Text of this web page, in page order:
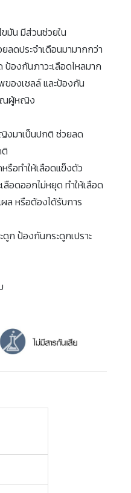
ขมัน มีส่วนช่วยใน
ลดประจำเดือนมามากกว่า
องกันภาวะเลือดไหลมาก
องเซลล์ และป้องกัน
คุณผู้หญิง
งมาเป็นปกติ ช่วยลด
รือทำให้เลือดแข็งตัว
อดออกไม่หยุด ทำให้เลือด
ล หรือต้องได้รับการ
ก ป้องกันกระดูกเปราะ